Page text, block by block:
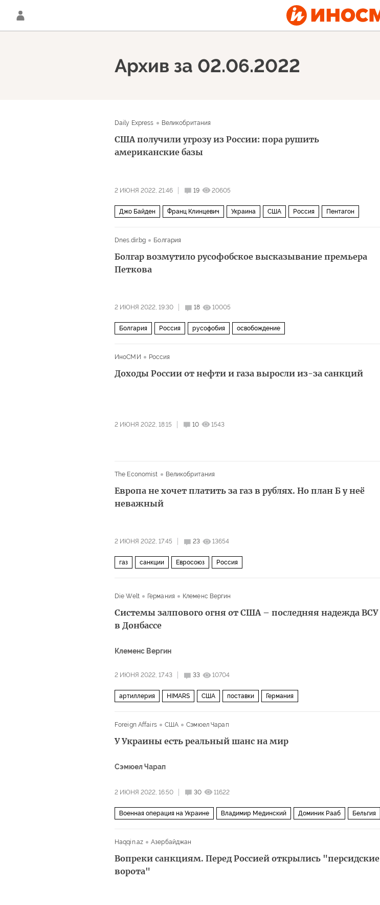
Архив за 02.06.2022
Daily Express Великобритания
США получили угрозу из России: пора рушить
американские базы
2 ИЮНЯ 2022, 21:46 19 20605
Джо Байден Франц Клинцевич Украина США Россия Пентагон
Dnes.dir.bg Болгария
Болгар возмутило русофобское высказывание премьера
Петкова
2 ИЮНЯ 2022, 19:30 18 10005
Болгария Россия русофобия освобождение
ИноСМИ Россия
Доходы России от нефти и газа выросли из-за санкций
2 ИЮНЯ 2022, 18:15 10 1543
The Economist Великобритания
Европа не хочет платить за газ в рублях. Но план Б у неё
неважный
2 ИЮНЯ 2022, 17:45 23 13654
газ санкции Евросоюз Россия
Die Welt Германия Клеменс Вергин
Системы залпового огня от США – последняя надежда ВСУ
в Донбассе
Клеменс Вергин
2 ИЮНЯ 2022, 17:43 33 10704
артиллерия HIMARS США поставки Германия
Foreign Affairs США Сэмюел Чарап
У Украины есть реальный шанс на мир
Сэмюел Чарап
2 ИЮНЯ 2022, 16:50 30 11622
Военная операция на Украине Владимир Мединский Доминик Рааб Бельгия
Haqqin.az Азербайджан
Вопреки санкциям. Перед Россией открылись "персидские
ворота"